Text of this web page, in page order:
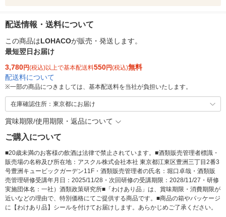
配送情報・送料について
この商品はLOHACOが販売・発送します。
最短翌日お届け
3,780円(税込)以上で基本配送料550円(税込)無料
配送料について
※一部の商品につきましては、基本配送料を当社が負担いたします。
在庫確認住所：東京都にお届け
賞味期限/使用期限・返品について
ご購入について
■20歳未満のお客様の飲酒は法律で禁止されています。■酒類販売管理者標識・
販売場の名称及び所在地：アスクル株式会社本社 東京都江東区豊洲三丁目2番3
号豊洲キュービックガーデン11F・酒類販売管理者の氏名：堀口卓哉・酒類販
売管理研修受講年月日：2025/11/28・次回研修の受講期限：2028/11/27・研修
実施団体名：一社）酒類政策研究所■「わけあり品」は、賞味期限・消費期限が
近いなどの理由で、特別価格にてご提供する商品です。■商品の箱やパッケージ
に【わけあり品】シールを付けてお届けします。あらかじめご了承ください。